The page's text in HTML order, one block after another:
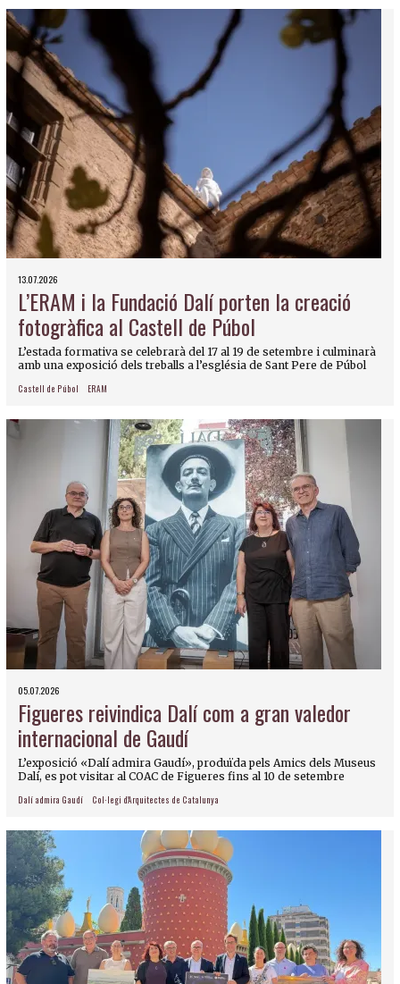
13.07.2026
L’ERAM i la Fundació Dalí porten la creació
fotogràfica al Castell de Púbol
L’estada formativa se celebrarà del 17 al 19 de setembre i culminarà
amb una exposició dels treballs a l’església de Sant Pere de Púbol
Castell de Púbol ERAM
05.07.2026
Figueres reivindica Dalí com a gran valedor
internacional de Gaudí
L’exposició «Dalí admira Gaudí», produïda pels Amics dels Museus
Dalí, es pot visitar al COAC de Figueres fins al 10 de setembre
Dalí admira Gaudí Col·legi d'Arquitectes de Catalunya